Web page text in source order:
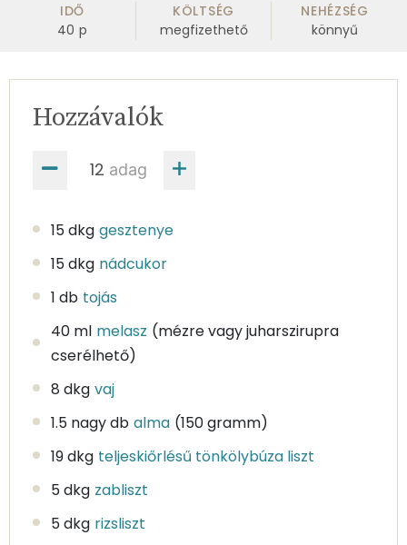
IDŐ
40 p
KÖLTSÉG
megfizethető
NEHÉZSÉG
könnyű
adag
Hozzávalók
15 dkg gesztenye
15 dkg nádcukor
1 db tojás
40 ml melasz (mézre vagy juharszirupra
cserélhető)
8 dkg vaj
1.5 nagy db alma (150 gramm)
19 dkg teljeskiőrlésű tönkölybúza liszt
5 dkg zabliszt
5 dkg rizsliszt